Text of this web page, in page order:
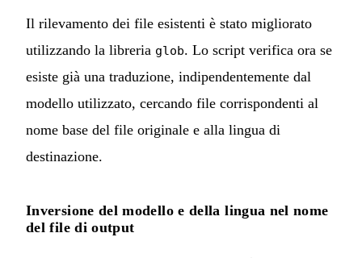
Il rilevamento dei file esistenti è stato migliorato
utilizzando la libreria glob. Lo script verifica ora se
esiste già una traduzione, indipendentemente dal
modello utilizzato, cercando file corrispondenti al
nome base del file originale e alla lingua di
destinazione.
Inversione del modello e della lingua nel nome
del file di output